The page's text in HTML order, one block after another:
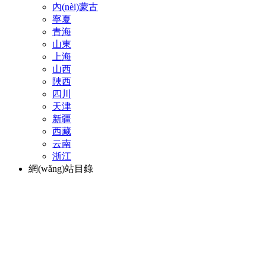
內(nèi)蒙古
寧夏
青海
山東
上海
山西
陜西
四川
天津
新疆
西藏
云南
浙江
網(wǎng)站目錄